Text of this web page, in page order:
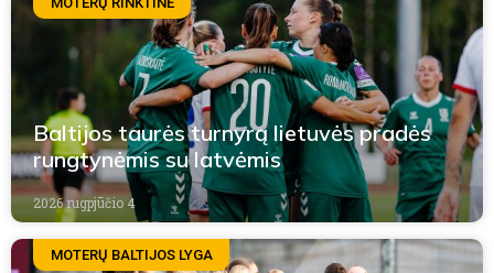
Baltijos taurės turnyrą lietuvės pradės
rungtynėmis su latvėmis
2026 rugpjūčio 4
MOTERŲ BALTIJOS LYGA